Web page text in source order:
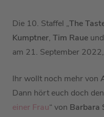
Die 10. Staffel „The
Kumptner, Tim Raue und
am 21. September
Ihr wollt noch mehr von
Dann hört euch doch den
einer Frau“ von Barbara